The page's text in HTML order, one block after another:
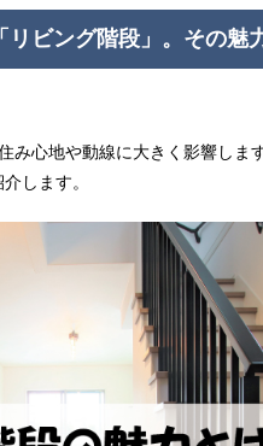
ビング階段」。その魅
み心地や動線に大きく影響し
します。